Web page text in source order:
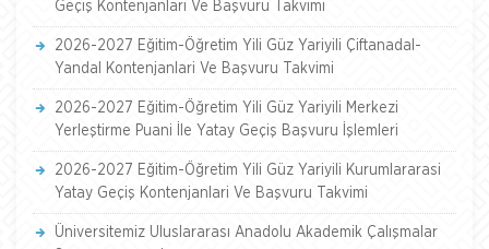
Geçiş Kontenjanlari Ve Başvuru Takvimi
2026-2027 Eğitim-Öğretim Yili Güz Yariyili Çiftanadal-
Yandal Kontenjanlari Ve Başvuru Takvimi
2026-2027 Eğitim-Öğretim Yili Güz Yariyili Merkezi
Yerleştirme Puani İle Yatay Geçiş Başvuru İşlemleri
2026-2027 Eğitim-Öğretim Yili Güz Yariyili Kurumlararasi
Yatay Geçiş Kontenjanlari Ve Başvuru Takvimi
Üniversitemiz Uluslararası Anadolu Akademik Çalışmalar